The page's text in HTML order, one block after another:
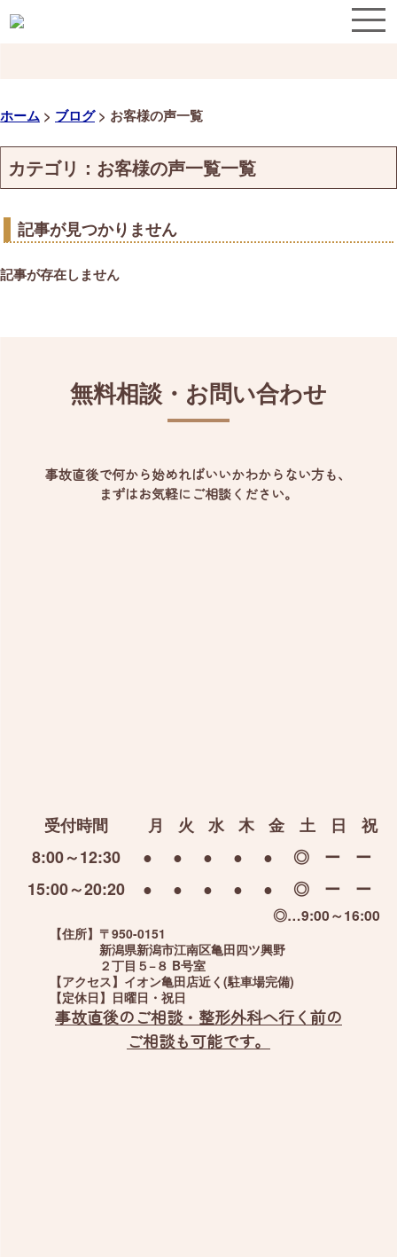
ホーム > ブログ> お客様の声一覧
カテゴリ：お客様の声一覧一覧
記事が見つかりません
記事が存在しません
無料相談・お問い合わせ
事故直後で何から始めればいいかわからない方も、
まずはお気軽にご相談ください。
受付時間 月 火 水 木 金 土 日
祝
8:00～12:30
● ● ● ● ● ◎ ー
ー
15:00～20:20
● ● ● ● ● ◎ ー ー
◎…9:00～16:00
【住所】 〒950-0151
新潟県新潟市江南区亀田四ツ興野
２丁目５−８ B号室
【アクセス】 イオン亀田店近く(駐車場完備)
【定休日】 日曜日・祝日
事故直後のご相談・整形外科へ行く前の
ご相談も可能です。